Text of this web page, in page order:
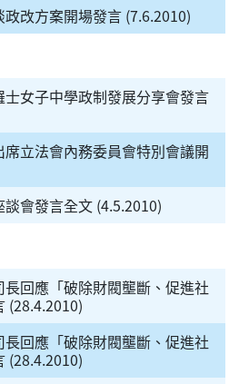
改方案開場發言 (7.6.2010)
女子中學政制發展分享會發言
立法會內務委員會特別會議開
會發言全文 (4.5.2010)
回應「破除財閥壟斷、促進社
(28.4.2010)
回應「破除財閥壟斷、促進社
(28.4.2010)